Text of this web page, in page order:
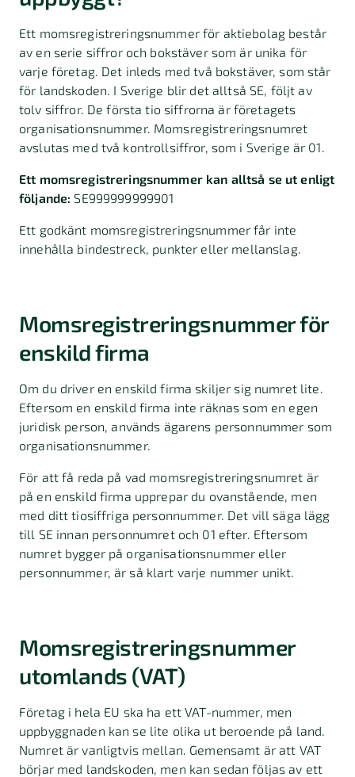
Ett momsregistreringsnummer för aktiebolag består
av en serie siffror och bokstäver som är unika för
varje företag. Det inleds med två bokstäver, som står
för landskoden. I Sverige blir det alltså SE, följt av
tolv siffror. De första tio siffrorna är företagets
organisationsnummer. Momsregistreringsnumret
avslutas med två kontrollsiffror, som i Sverige är 01.
Ett momsregistreringsnummer kan alltså se ut enligt
följande: SE999999999901
Ett godkänt momsregistreringsnummer får inte
innehålla bindestreck, punkter eller mellanslag.
Momsregistreringsnummer för
enskild firma
Om du driver en enskild firma skiljer sig numret lite.
Eftersom en enskild firma inte räknas som en egen
juridisk person, används ägarens personnummer som
organisationsnummer.
För att få reda på vad momsregistreringsnumret är
på en enskild firma upprepar du ovanstående, men
med ditt tiosiffriga personnummer. Det vill säga lägg
till SE innan personnumret och 01 efter. Eftersom
numret bygger på organisationsnummer eller
personnummer, är så klart varje nummer unikt.
Momsregistreringsnummer
utomlands (VAT)
Företag i hela EU ska ha ett VAT-nummer, men
uppbyggnaden kan se lite olika ut beroende på land.
Numret är vanligtvis mellan. Gemensamt är att VAT
börjar med landskoden, men kan sedan följas av ett